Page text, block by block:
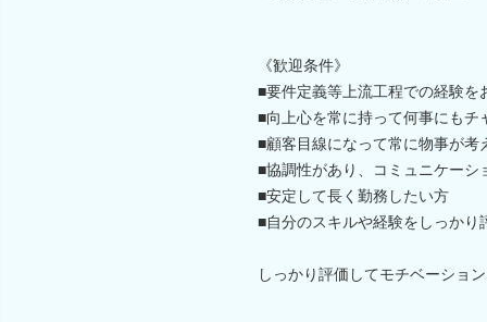
《歓迎条件》
■要件定義等上流工程での経験を
■向上心を常に持って何事にもチ
■顧客目線になって常に物事が考
■協調性があり、コミュニケーシ
■安定して長く勤務したい方
■自分のスキルや経験をしっかり
しっかり評価してモチベーショ